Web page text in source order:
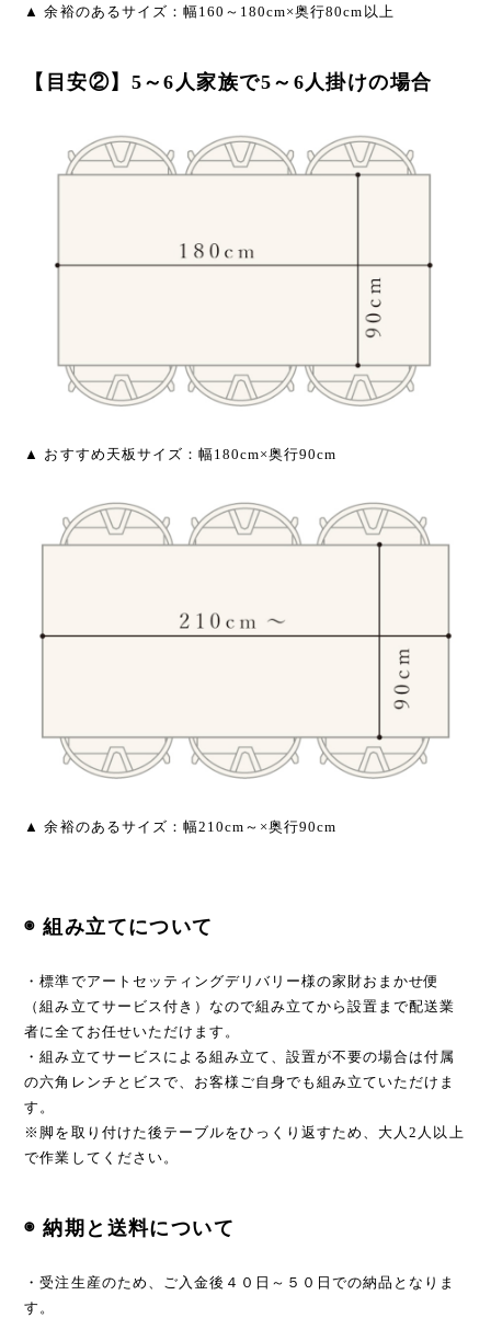
▲ 余裕のあるサイズ：幅160～180cm×奥行80cm以上
【目安②】5～6人家族で5～6人掛けの場合
▲ おすすめ天板サイズ：幅180cm×奥行90cm
▲ 余裕のあるサイズ：幅210cm～×奥行90cm
◉ 組み立てについて
・標準でアートセッティングデリバリー様の家財おまかせ便
（組み立てサービス付き）なので組み立てから設置まで配送業
者に全てお任せいただけます。
・組み立てサービスによる組み立て、設置が不要の場合は付属
の六角レンチとビスで、お客様ご自身でも組み立ていただけま
す。
※脚を取り付けた後テーブルをひっくり返すため、大人2人以上
で作業してください。
◉ 納期と送料について
・受注生産のため、ご入金後４０日～５０日での納品となりま
す。